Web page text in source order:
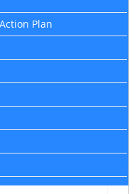
Plan